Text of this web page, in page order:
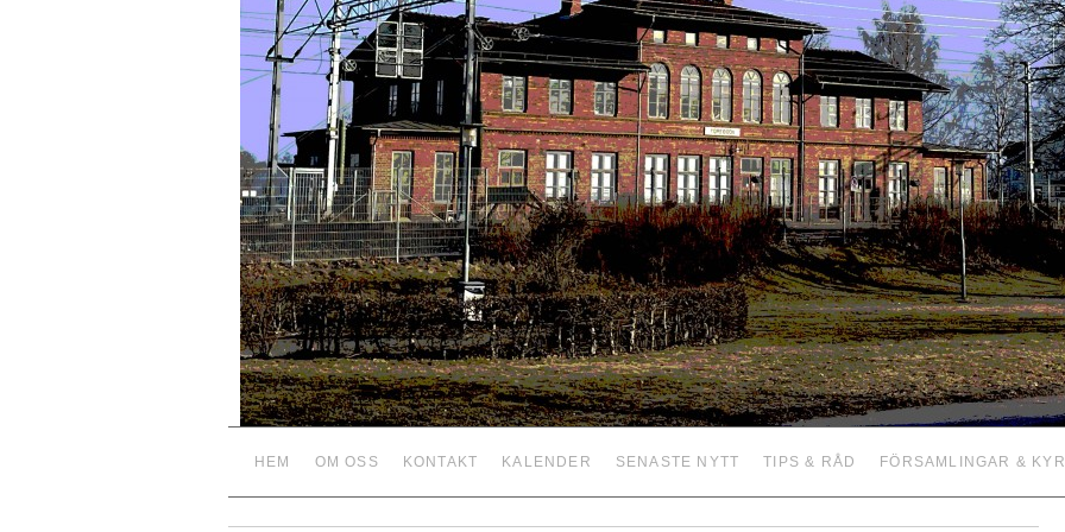
HEM OM OSS KONTAKT KALENDER SENASTE NYTT TIPS & RÅD FÖRSAMLINGAR &